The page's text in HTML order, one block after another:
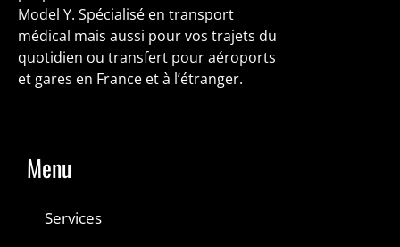
Model Y. Spécialisé en transport
médical mais aussi pour vos trajets du
quotidien ou transfert pour aéroports
et gares en France et à l’étranger.
Menu
Services